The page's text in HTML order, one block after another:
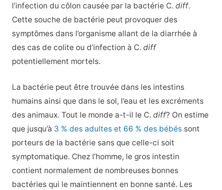
l’infection du côlon causée par la bactérie C. diff.
Cette souche de bactérie peut provoquer des
symptômes dans l’organisme allant de la diarrhée à
des cas de colite ou d’infection à C. diff
potentiellement mortels.
La bactérie peut être trouvée dans les intestins
humains ainsi que dans le sol, l’eau et les excréments
des animaux. Tout le monde a-t-il le C. diff? On estime
que jusqu’à 3 % des adultes et 66 % des bébéssont
porteurs de la bactérie sans que celle-ci soit
symptomatique. Chez l’homme, le gros intestin
contient normalement de nombreuses bonnes
bactéries qui le maintiennent en bonne santé. Les